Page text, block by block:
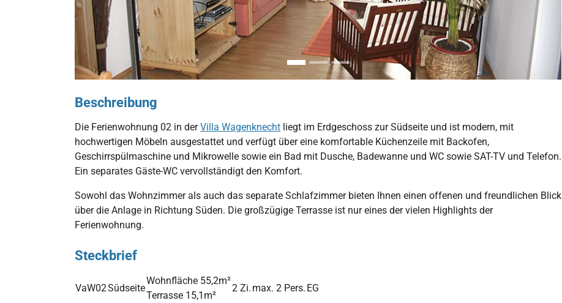
Beschreibung
Die Ferienwohnung 02 in derVilla Wagenknecht liegt im Erdgeschoss zur Südseite und ist modern, mit
hochwertigen Möbeln ausgestattet und verfügt über eine komfortable Küchenzeile mit Backofen,
Geschirrspülmaschine und Mikrowelle sowie ein Bad mit Dusche, Badewanne und WC sowie SAT-TV und Telefon.
Ein separates Gäste-WC vervollständigt den Komfort.
Sowohl das Wohnzimmer als auch das separate Schlafzimmer bieten Ihnen einen offenen und freundlichen Blick
über die Anlage in Richtung Süden. Die großzügige Terrasse ist nur eines der vielen Highlights der
Ferienwohnung.
Steckbrief
VaW02Südseite
Wohnfläche 55,2m²
Terrasse 15,1m²
2 Zi. max. 2 Pers. EG